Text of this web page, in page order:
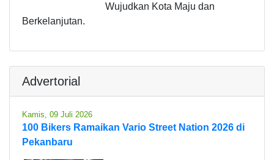
Wujudkan Kota Maju dan
Berkelanjutan.
Advertorial
Kamis, 09 Juli 2026
100 Bikers Ramaikan Vario Street Nation 2026 di
Pekanbaru